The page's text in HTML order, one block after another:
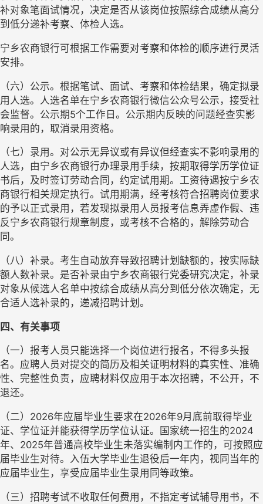
补对象笔面试情况，决定是否从该岗位按照综合成绩从高分
到低分递补考察、体检人选。
宁乡农商银行可根据工作需要对考察和体检的顺序进行灵活
安排。
（六）公示。根据笔试、面试、考察和体检结果，确定拟录
用人选。人选名单在宁乡农商银行微信公众号公示，接受社
会监督。公示期5个工作日。公示期内反映的问题经查实影
响录用的，取消录用资格。
（七）录用。对公示无异议或有异议但经查实不影响录用的
人选，由宁乡农商银行办理录用手续，按期取得学历学位证
书后，及时签订劳动合同，约定试用期。工资待遇按宁乡农
商银行相关规定执行。试用期满，经考核符合招聘岗位要求
的予以正式录用，若发现拟录用人员报考信息弄虚作假、违
反宁乡农商银行规章制度，或考核不合格的，解除劳动合
同。
（八）补录。考生自动放弃导致招聘计划缺额的，按实际缺
额人数补录。是否补录由宁乡农商银行党委研究决定，补录
对象从候选人名单中按综合成绩从高分到低分依次确定，无
合适人选补录的，递减招聘计划。
四、有关事项
（一）报考人员只能选择一个岗位进行报名，不得多头报
名。应聘人员对提交的简历及相关证明材料的真实性、准确
性、完整性负责，应聘材料仅应用于本次招聘，不公开，不
退还。
（二） 2026年应届毕业生要求在2026年9月底前取得毕业
证、学位证并能获得学历学位认证。国家统一招生的2024
年、2025年普通高校毕业生未落实编制内工作的，可按照应
届毕业生对待。入伍大学毕业生退役后一年内，视同当年的
应届毕业生，享受应届毕业生录用同等政策。
（三）招聘考试不收取任何费用，不指定考试辅导用书，不